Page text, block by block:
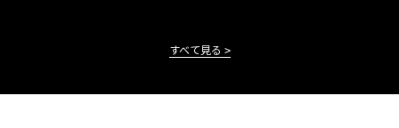
すべて見る